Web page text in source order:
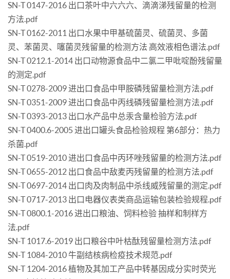
SN-T 0147-2016 出口茶叶中六六六、滴滴涕残留量的检测
方法.pdf
SN-T 0162-2011 出口水果中甲基硫菌灵、硫菌灵、多菌
灵、苯菌灵、噻菌灵残留量的检测方法 高效液相色谱法.pdf
SN-T 0212.1-2014 出口动物源食品中二氯二甲吡啶酚残留量
的测定.pdf
SN-T 0278-2009 进出口食品中甲胺磷残留量检测方法.pdf
SN-T 0351-2009 进出口食品中丙线磷残留量检测方法.pdf
SN-T 0393-2013 出口水产品中总汞含量检验方法.pdf
SN-T 0400.6-2005 进出口罐头食品检验规程 第6部分：热力
杀菌.pdf
SN-T 0519-2010 进出口食品中丙环唑残留量的检测方法.pdf
SN-T 0655-2012 出口食品中敌麦丙残留量的检测方法.pdf
SN-T 0697-2014 出口肉及肉制品中杀线威残留量的测定.pdf
SN-T 0717-2013 出口电器仪表类商品运输包装检验规程.pdf
SN-T 0800.1-2016 进出口粮油、饲料检验 抽样和制样方
法.pdf
SN-T 1017.6-2019 出口粮谷中叶枯酞残留量检测方法.pdf
SN-T 1084-2010 牛副结核病检疫技术规范.pdf
SN-T 1204-2016 植物及其加工产品中转基因成分实时荧光